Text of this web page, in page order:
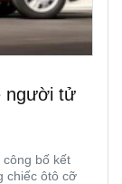
người tử
bố kết
chiếc ôtô cỡ